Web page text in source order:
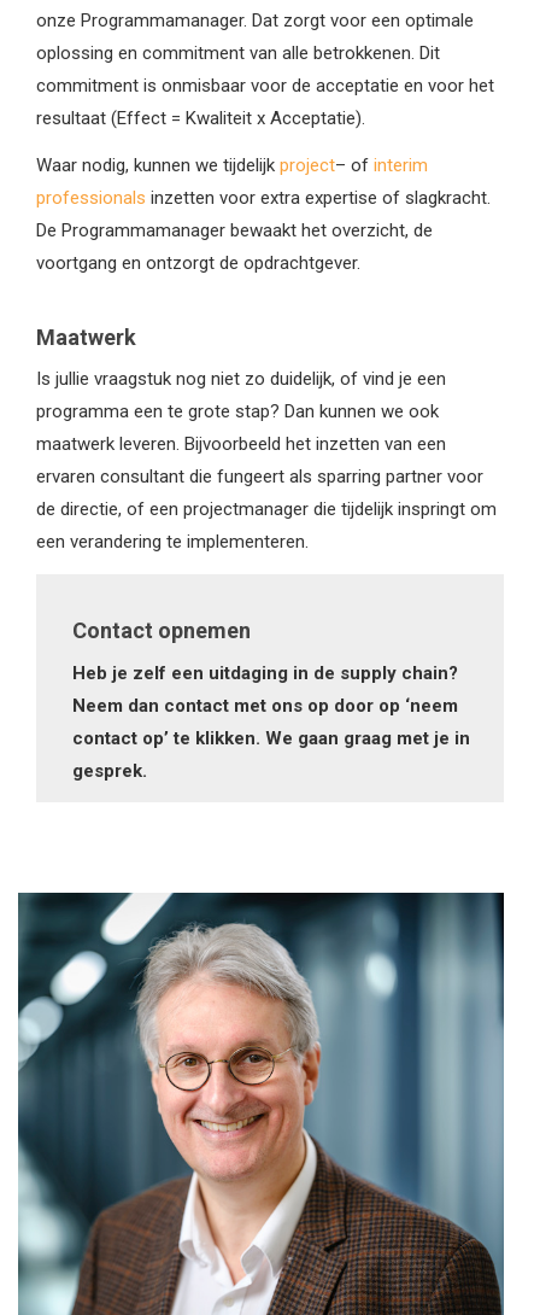
onze Programmamanager. Dat zorgt voor een optimale
oplossing en commitment van alle betrokkenen. Dit
commitment is onmisbaar voor de acceptatie en voor het
resultaat (Effect = Kwaliteit x Acceptatie).
Waar nodig, kunnen we tijdelijk project– of interim
professionals inzetten voor extra expertise of slagkracht.
De Programmamanager bewaakt het overzicht, de
voortgang en ontzorgt de opdrachtgever.
Maatwerk
Is jullie vraagstuk nog niet zo duidelijk, of vind je een
programma een te grote stap? Dan kunnen we ook
maatwerk leveren. Bijvoorbeeld het inzetten van een
ervaren consultant die fungeert als sparring partner voor
de directie, of een projectmanager die tijdelijk inspringt om
een verandering te implementeren.
Contact opnemen
Heb je zelf een uitdaging in de supply chain?
Neem dan contact met ons op door op ‘neem
contact op’ te klikken. We gaan graag met je in
gesprek.